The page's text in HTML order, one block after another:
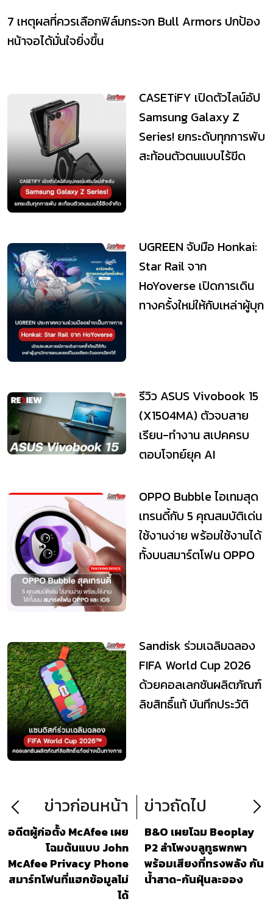
7 เหตุผลที่ควรเลือกฟิล์มกระจก Bull Armors ปกป้อง
หน้าจอได้มั่นใจยิ่งขึ้น
CASETiFY เปิดตัวไลน์อัป
Samsung Galaxy Z
Series! ยกระดับทุกการพับ
สะท้อนตัวตนแบบไร้ขีด
UGREEN จับมือ Honkai:
Star Rail จาก
HoYoverse เปิดการเดิน
ทางครั้งใหม่ให้กับเหล่าผู้บุก
รีวิว ASUS Vivobook 15
(X1504MA) ตัวจบสาย
เรียน-ทำงาน สเปคครบ
ตอบโจทย์ยุค AI
OPPO Bubble ไอเทมสุด
เทรนดี้กับ 5 คุณสมบัติเด่น
ใช้งานง่าย พร้อมใช้งานได้
ทั้งบนสมาร์ตโฟน OPPO
Sandisk ร่วมเฉลิมฉลอง
FIFA World Cup 2026
ด้วยคอลเลกชันผลิตภัณฑ์
ลิขสิทธิ์แท้ บันทึกประวัติ
ข่าวก่อนหน้า
อดีตผู้ก่อตั้ง McAfee เผย
โฉมต้นแบบ John
McAfee Privacy Phone
สมาร์ทโฟนที่แฮกข้อมูลไม่
ได้
ข่าวถัดไป
B&O เผยโฉม Beoplay
P2 ลำโพงบลูทูธพกพา
พร้อมเสียงที่ทรงพลัง กัน
น้ำสาด-กันฝุ่นละออง